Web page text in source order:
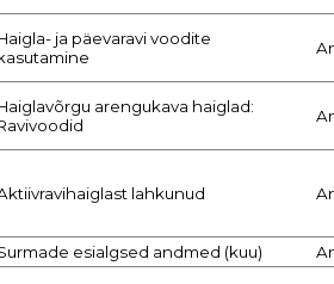
ja päevaravi voodite
arengukava haiglad:
lahkunud
esialgsed andmed (kuu)